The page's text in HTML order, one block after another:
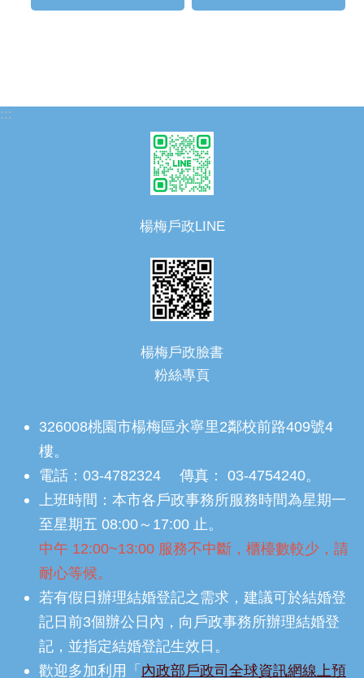
:::
楊梅戶政LINE
楊梅戶政臉書
粉絲專頁
326008桃園市楊梅區永寧里2鄰校前路409號4
樓。
電話：03-4782324 傳真： 03-4754240。
上班時間：本市各戶政事務所服務時間為星期一
至星期五 08:00～17:00 止。
中午 12:00~13:00 服務不中斷，櫃檯數較少，請
耐心等候。
若有假日辦理結婚登記之需求，建議可於結婚登
記日前3個辦公日內，向戶政事務所辦理結婚登
記，並指定結婚登記生效日。
歡迎多加利用「內政部戶政司全球資訊網線上預